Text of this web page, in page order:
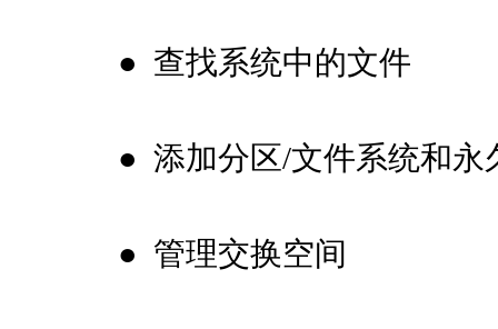
● 查找系统中的文件
● 添加分区/文件系统和永
● 管理交换空间